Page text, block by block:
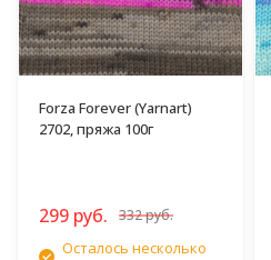
Forza Forever (Yarnart)
2702, пряжа 100г
299 руб. 332 руб.
Осталось несколько